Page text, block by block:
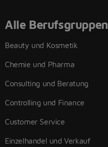
Alle Berufsgruppen
Beauty und Kosmetik
Chemie und Pharma
Consulting und Beratung
Controlling und Finance
Customer Service
Einzelhandel und Verkauf